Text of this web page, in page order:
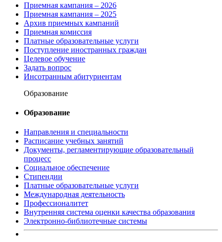
Приемная кампания – 2026
Приемная кампания – 2025
Архив приемных кампаний
Приемная комиссия
Платные образовательные услуги
Поступление иностранных граждан
Целевое обучение
Задать вопрос
Инсотранным абитуриентам
Образование
Образование
Направления и специальности
Расписание учебных занятий
Документы, регламентирующие образовательный
процесс
Социальное обеспечение
Стипендии
Платные образовательные услуги
Международная деятельность
Профессионалитет
Внутренняя система оценки качества образования
Электронно-библиотечные системы